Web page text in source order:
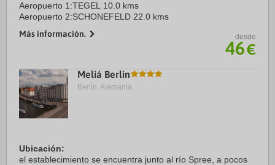
Aeropuerto 1:TEGEL 10.0 kms
Aeropuerto 2:SCHONEFELD 22.0 kms
Más información.
desde
46€
Meliá Berlin
Berlín, Alemania.
Ubicación:
el establecimiento se encuentra junto al río Spree, a pocos